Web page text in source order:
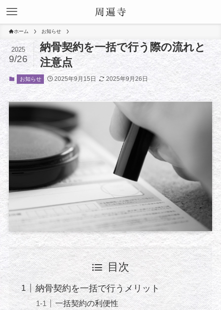
ホーム お知らせ
納骨契約を一括で行う際の流れと
注意点
2025
9/26
お知らせ 2025年9月15日 2025年9月26日
目次
納骨契約を一括で行うメリット
一括契約の利便性